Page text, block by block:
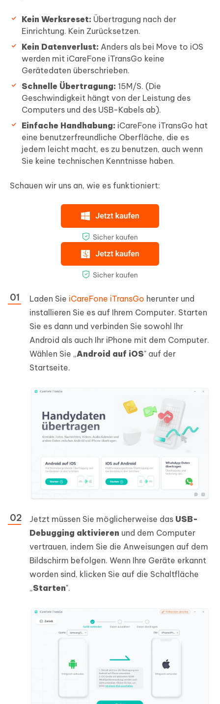
Kein Werksreset: Übertragung nach der
Einrichtung. Kein Zurücksetzen.
Kein Datenverlust: Anders als bei Move to iOS
werden mit iCareFone iTransGo keine
Gerätedaten überschrieben.
Schnelle Übertragung: 15M/S. (Die
Geschwindigkeit hängt von der Leistung des
Computers und des USB-Kabels ab).
Einfache Handhabung: iCareFone iTransGo hat
eine benutzerfreundliche Oberfläche, die es
jedem leicht macht, es zu benutzen, auch wenn
Sie keine technischen Kenntnisse haben.
Schauen wir uns an, wie es funktioniert:
Laden Sie iCareFone iTransGo herunter und
installieren Sie es auf Ihrem Computer. Starten
Sie es dann und verbinden Sie sowohl Ihr
Android als auch Ihr iPhone mit dem Computer.
Wählen Sie „Android auf iOS" auf der
Startseite.
Jetzt müssen Sie möglicherweise das USB-
Debugging aktivieren und dem Computer
vertrauen, indem Sie die Anweisungen auf dem
Bildschirm befolgen. Wenn Ihre Geräte erkannt
worden sind, klicken Sie auf die Schaltfläche
„Starten".